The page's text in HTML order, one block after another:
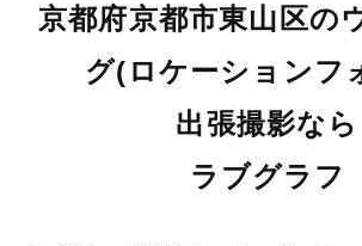
京都府京都市東山区の
グ(ロケーションフ
出張撮影なら
ラブグラフ